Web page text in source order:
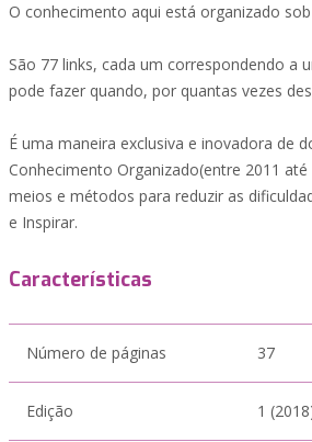
O conhecimento aqui está organizado sob
São 77 links, cada um correspondendo a
pode fazer quando, por quantas vezes
É uma maneira exclusiva e inovadora de
Conhecimento Organizado(entre 2011
meios e métodos para reduzir as
e Inspirar.
Características
Número de páginas 37
Edição 1